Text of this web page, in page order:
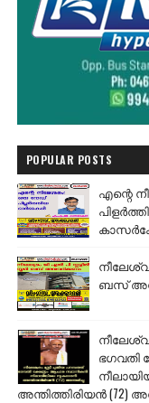
POPULAR POSTS
എന്റെ
ബസ്
ഭഗവതി
അന്തിത്തിരിയൻ (72)